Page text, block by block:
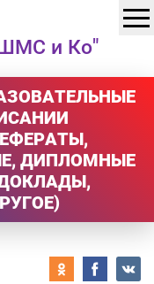
и Ко"
ДИПЛОМНЫЕ